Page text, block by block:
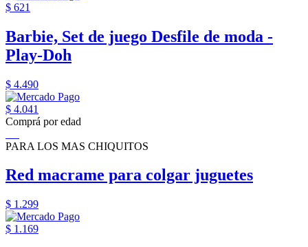
$ 621
Barbie, Set de juego Desfile de moda -
Play-Doh
$ 4.490
$ 4.041
Comprá por edad
PARA LOS MAS CHIQUITOS
Red macrame para colgar juguetes
$ 1.299
$ 1.169